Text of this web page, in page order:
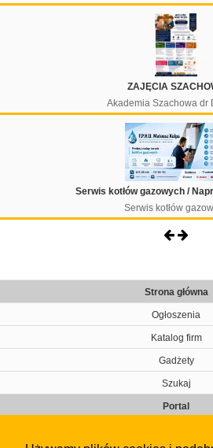
ZAJĘCIA
Akademia Szachowa dr
Serwis kotłów gazowych /
Serwis kotłów
Strona główna
Ogłoszenia
Katalog firm
Gadżety
Szukaj
Portal